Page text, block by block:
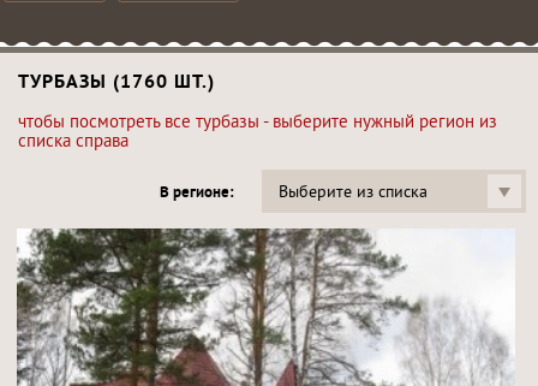
ТУРБАЗЫ (1760 ШТ.)
чтобы посмотреть все турбазы - выберите нужный регион из
списка справа
В регионе: Выберите из списка